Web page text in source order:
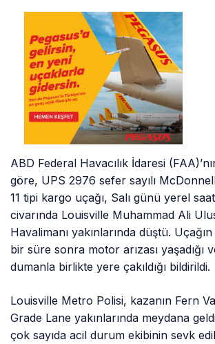
ABD Federal Havacılık İdaresi
göre, UPS 2976 sefer sayılı
11 tipi kargo uçağı, Salı günü yerel
civarında Louisville Muhammad Ali
Havalimanı yakınlarında düştü. Uçağın
bir süre sonra motor arızası yaşadığı
dumanla birlikte yere çakıldığı bildirildi.
Louisville Metro Polisi, kazanın Fern
Grade Lane yakınlarında meydana
çok sayıda acil durum ekibinin sevk